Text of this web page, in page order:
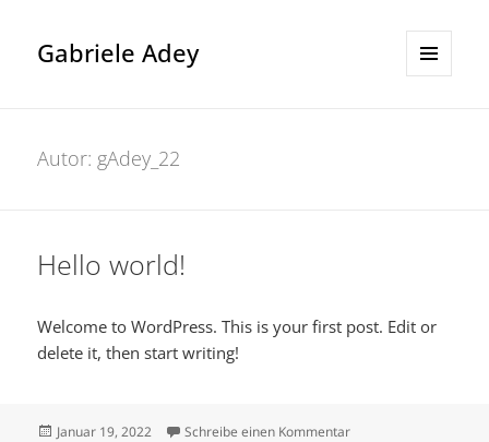
Gabriele Adey
Autor: gAdey_22
Hello world!
Welcome to WordPress. This is your first post. Edit or
delete it, then start writing!
Veröffentlicht
Januar 19, 2022 Schreibe einen Kommentarzu Hello world!